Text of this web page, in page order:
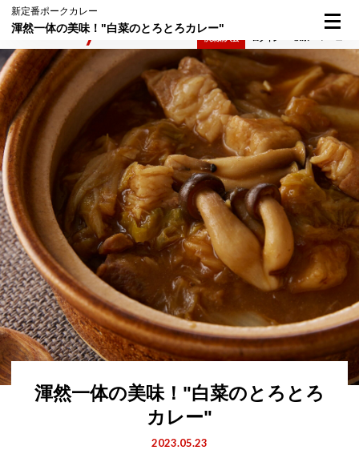
新定番ポークカレー
渾然一体の美味！"白菜のとろとろカレー"
渾然一体の美味！"白菜のとろとろ
カレー"
2023.05.23